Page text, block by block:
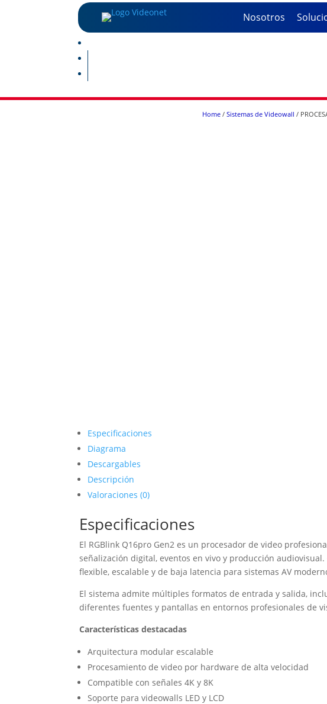
Nosotros
Home/ Sistemas de Videowall /
Especificaciones
Diagrama
Descargables
Descripción
Valoraciones (0)
Especificaciones
El RGBlink Q16pro Gen2 es un procesador de video
señalización digital, eventos en vivo y producción
flexible, escalable y de baja latencia para sistemas AV
El sistema admite múltiples formatos de entrada y salida,
diferentes fuentes y pantallas en entornos profesionales de
Características destacadas
Arquitectura modular escalable
Procesamiento de video por hardware de alta velocidad
Compatible con señales 4K y 8K
Soporte para videowalls LED y LCD